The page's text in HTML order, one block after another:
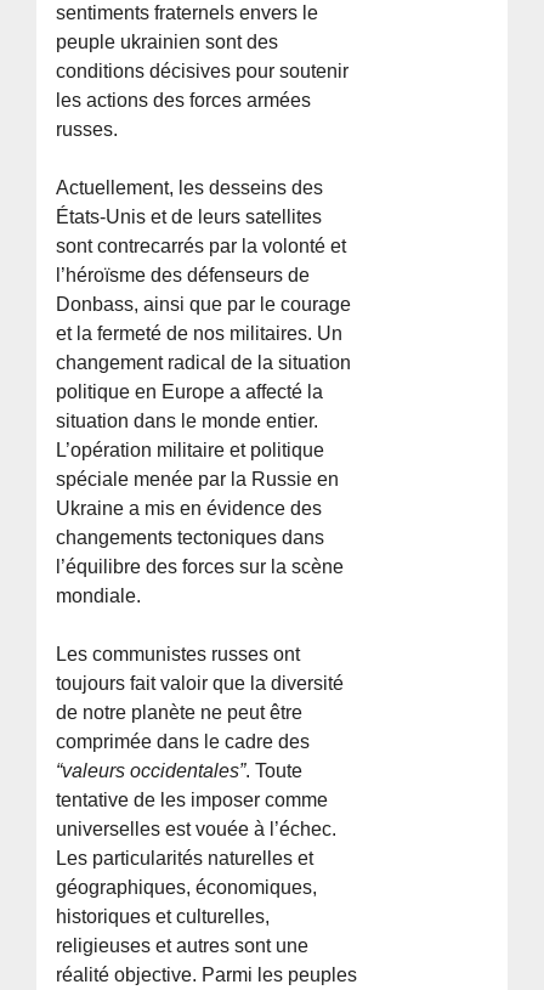
sentiments fraternels envers le
peuple ukrainien sont des
conditions décisives pour soutenir
les actions des forces armées
russes.
Actuellement, les desseins des
États-Unis et de leurs satellites
sont contrecarrés par la volonté et
l’héroïsme des défenseurs de
Donbass, ainsi que par le courage
et la fermeté de nos militaires. Un
changement radical de la situation
politique en Europe a affecté la
situation dans le monde entier.
L’opération militaire et politique
spéciale menée par la Russie en
Ukraine a mis en évidence des
changements tectoniques dans
l’équilibre des forces sur la scène
mondiale.
Les communistes russes ont
toujours fait valoir que la diversité
de notre planète ne peut être
comprimée dans le cadre des
“valeurs occidentales”. Toute
tentative de les imposer comme
universelles est vouée à l’échec.
Les particularités naturelles et
géographiques, économiques,
historiques et culturelles,
religieuses et autres sont une
réalité objective. Parmi les peuples